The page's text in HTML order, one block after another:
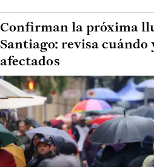
Confirman la próxima
Santiago: revisa cuándo
afectados